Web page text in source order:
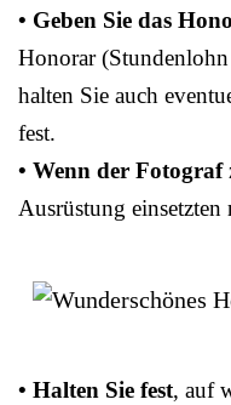
• Geben Sie das
Honorar
halten Sie auch
fest.
• Wenn der Fotograf
Ausrüstung
• Halten Sie fest, auf